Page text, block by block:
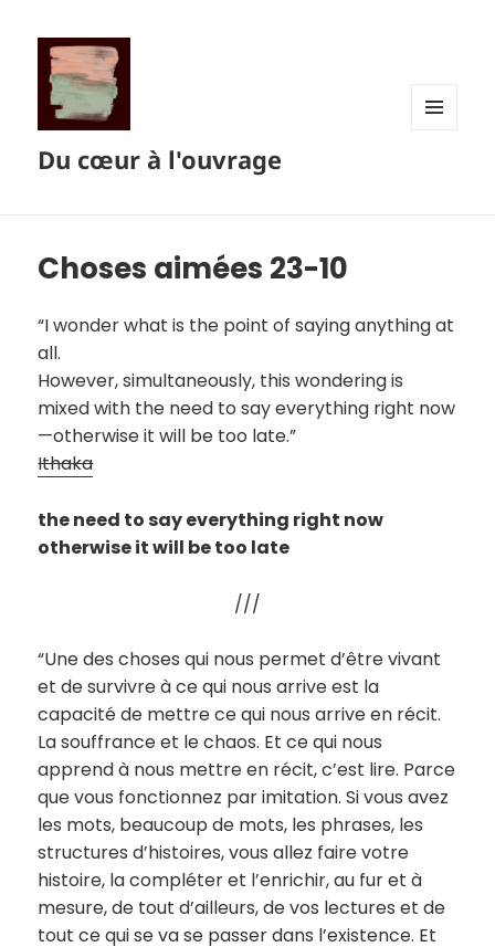
Du cœur à l'ouvrage
Choses aimées 23-10
“I wonder what is the point of saying anything at
all.
However, simultaneously, this wondering is
mixed with the need to say everything right now
—otherwise it will be too late.”
Ithaka
the need to say everything right now
otherwise it will be too late
///
“Une des choses qui nous permet d’être vivant
et de survivre à ce qui nous arrive est la
capacité de mettre ce qui nous arrive en récit.
La souffrance et le chaos. Et ce qui nous
apprend à nous mettre en récit, c’est lire. Parce
que vous fonctionnez par imitation. Si vous avez
les mots, beaucoup de mots, les phrases, les
structures d’histoires, vous allez faire votre
histoire, la compléter et l’enrichir, au fur et à
mesure, de tout d’ailleurs, de vos lectures et de
tout ce qui se va se passer dans l’existence. Et